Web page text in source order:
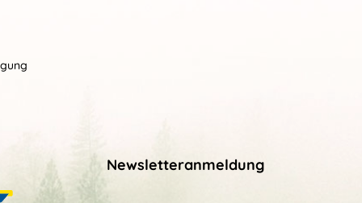
Newsletteranmeldung